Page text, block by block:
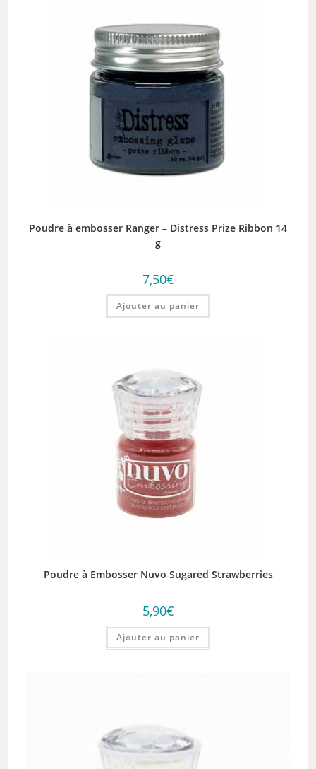
Poudre à embosser Ranger – Distress Prize Ribbon 14
g
7,50€
Ajouter au panier
Poudre à Embosser Nuvo Sugared Strawberries
5,90€
Ajouter au panier